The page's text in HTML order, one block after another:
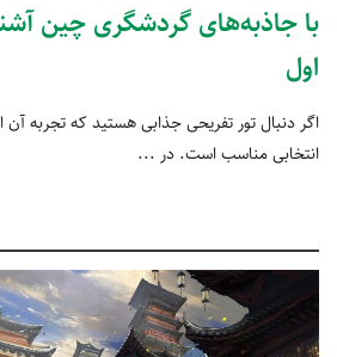
با جاذبه‌های گردشگری چین
اول
اگر دنبال تور تفریحی جذابی هستید که تجربه
انتخابی مناسب است. در ...